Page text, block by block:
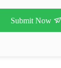
Submit Now